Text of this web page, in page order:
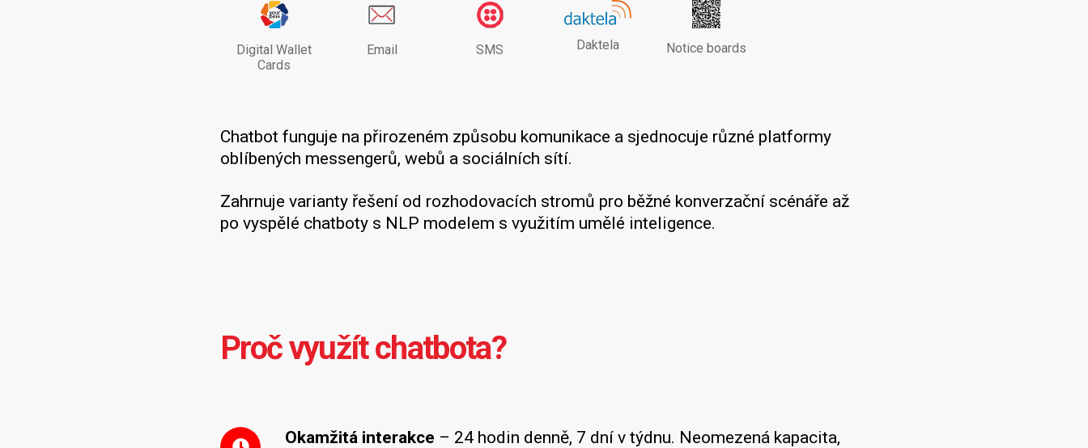
Digital Wallet
Cards
Email SMS Daktela Notice boards
Chatbot funguje na přirozeném způsobu komunikace a sjednocuje různé platformy
oblíbených messengerů, webů a sociálních sítí.
Zahrnuje varianty řešení od rozhodovacích stromů pro běžné konverzační scénáře až
po vyspělé chatboty s NLP modelem s využitím umělé inteligence.
Proč využít chatbota?
Okamžitá interakce – 24 hodin denně, 7 dní v týdnu. Neomezená kapacita,